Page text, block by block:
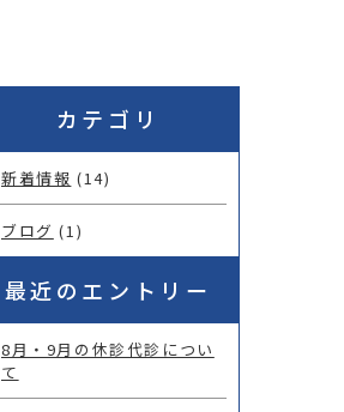
カテゴリ
新着情報 (14)
ブログ (1)
最近のエントリー
8月・9月の休診代診につい
て